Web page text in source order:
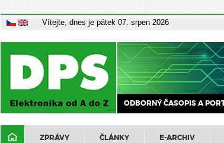
Vítejte, dnes je pátek 07. srpen 2026
ODBORNÝ ČASOPIS A
ZPRÁVY ČLÁNKY E-ARCHIV